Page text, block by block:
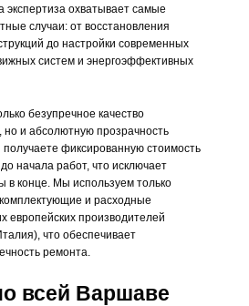
охватывает самые
случаи: от восстановления
до настройки современных
систем и энергоэффективных
безупречное качество
и абсолютную прозрачность
фиксированную стоимость
начала работ, что исключает
в конце. Мы используем только
и расходные
европейских производителей
что обеспечивает
ремонта.
всей Варшаве